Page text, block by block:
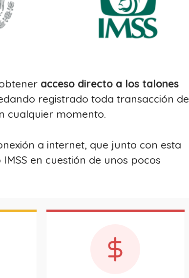
acceso directo a los talones
registrado toda transacción de
cualquier momento.
a internet, que junto con esta
en cuestión de unos pocos